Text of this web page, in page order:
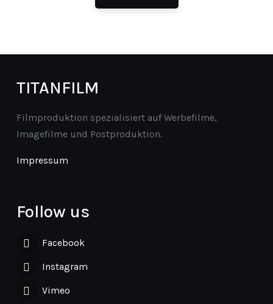
TITANFILM
Filmproduktion spezialisiert auf Werbefilme,
Imagefilme und Postproduktion.
Impressum
Follow us
Facebook
Instagram
Vimeo